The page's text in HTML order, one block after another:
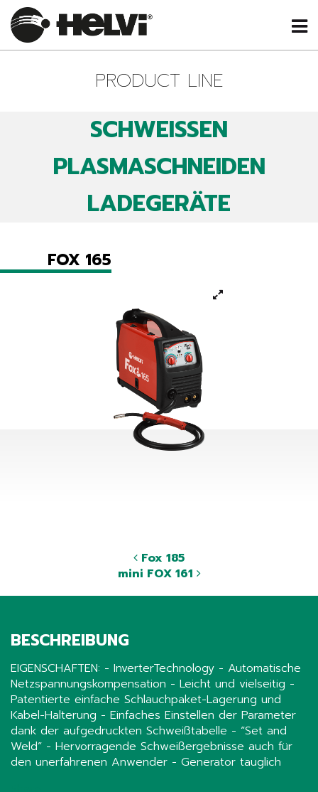
PRODUCT LINE
SCHWEISSEN
PLASMASCHNEIDEN
LADEGERÄTE
FOX 165
Fox 185
mini FOX 161
BESCHREIBUNG
EIGENSCHAFTEN: - InverterTechnology - Automatische
Netzspannungskompensation - Leicht und vielseitig -
Patentierte einfache Schlauchpaket-Lagerung und
Kabel-Halterung - Einfaches Einstellen der Parameter
dank der aufgedruckten Schweißtabelle - “Set and
Weld” - Hervorragende Schweißergebnisse auch für
den unerfahrenen Anwender - Generator tauglich